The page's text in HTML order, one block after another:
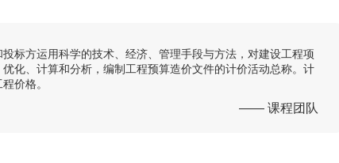
标方运用科学的技术、经济、管理手段与方法，对建设工程项
化、计算和分析，编制工程预算造价文件的计价活动总称。计
价格。
—— 课程团队